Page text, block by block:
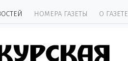
НОМЕРА ГАЗЕТЫ О ГАЗЕТЕ